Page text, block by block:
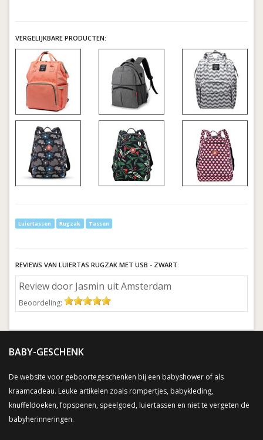
VERGELIJKBARE PRODUCTEN:
Luiertassen Rugzak Tassen
REVIEWS VAN LUIERTAS RUGZAK MET USB - ZWART:
Review door Jasmin uit Amsterdam
Beoordeling:
BABY-GESCHENK
De website voor geboortegeschenken bij een babyshower of als
kraamcadeau. Leuke artikelen zoals rompertjes, babykleding,
knuffeldoeken, fopspenen, speelgoed, luiertassen en niet te vergeten de
babyherinneringen.